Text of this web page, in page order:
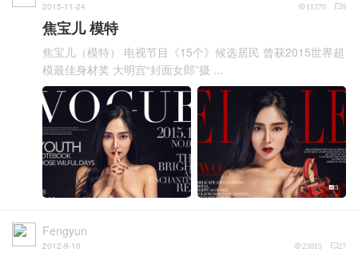
2015-11-24 9
11370
焦宝儿 模特
焦宝儿（模特） 电视节目《15个》候选居民 曾获2015世界超
模最佳身材奖 大明宫“封面女郎”摄 ...
3
Fengyun
2012-9-10 27
23015